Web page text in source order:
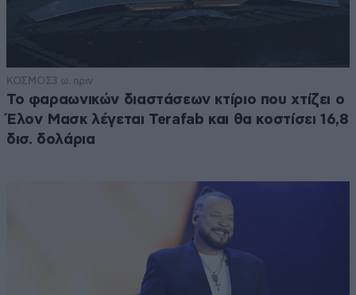
ΚΟΣΜΟΣ3 ω. πριν
Το φαραωνικών διαστάσεων κτίριο που χτίζει ο
Έλον Μασκ λέγεται Terafab και θα κοστίσει 16,8
δισ. δολάρια